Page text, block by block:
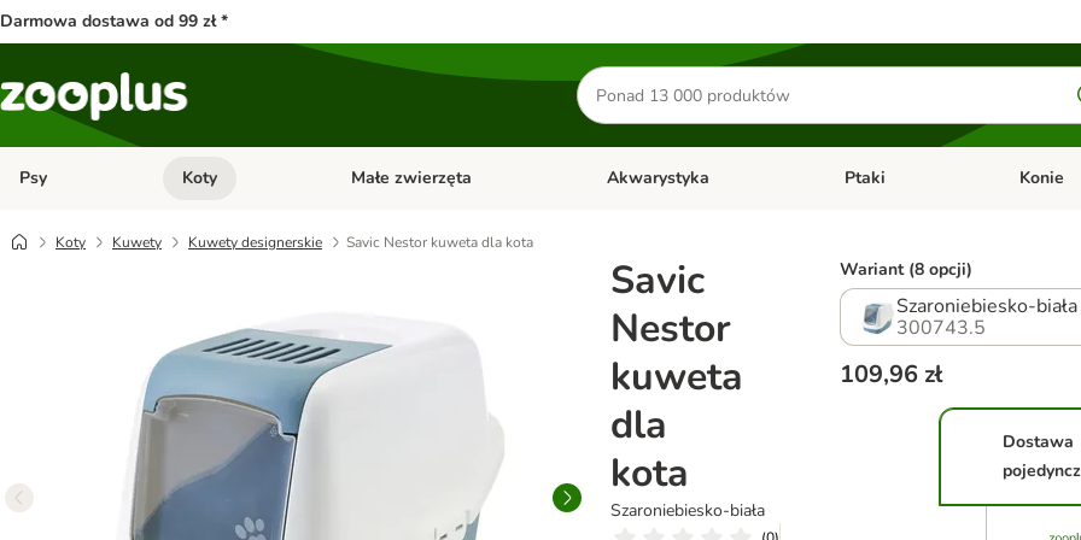
Darmowa dostawa od 99 zł *
Szukaj
produktów
Psy Otwórz menu kategorii: Psy
Koty Otwórz menu kategorii: Koty
Małe zwierzęta Otwórz menu kategorii: Małe zwierzęta
Akwarystyka Otwórz menu kategorii:
Ptaki Otwórz
Konie
Koty Kuwety Kuwety designerskie Savic Nestor kuweta dla kota
Savic
Nestor
kuweta
dla
kota
Szaroniebiesko-biała
Wariant (8 opcji)
Szaroniebiesko-biała
300743.5
109,96 zł
Dostawa